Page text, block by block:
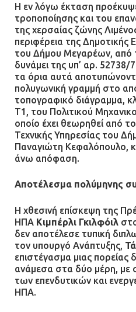
Η εν λόγω έκταση
τροποποίησης και του
της χερσαίας ζώνης
περιφέρεια της
του Δήμου Μεγαρέων, από
δυνάμει της υπ’ αρ.
τα όρια αυτά
πολυγωνική γραμμή στο
τοπογραφικό διάγραμμα,
Τ1, του Πολιτικού
οποίο έχει θεωρηθεί από
Τεχνικής Υπηρεσίας του
Παναγιώτη Κεφαλόπουλο,
άνω απόφαση.
Αποτέλεσμα πολύμηνης
Η χθεσινή επίσκεψη της
ΗΠΑ Κιμπέρλι Γκιλφόιλ
δεν αποτέλεσε τυπική
τον υπουργό Ανάπτυξης,
επιστέγασμα μιας
ανάμεσα στα δύο μέρη, με
των επενδυτικών και
ΗΠΑ.